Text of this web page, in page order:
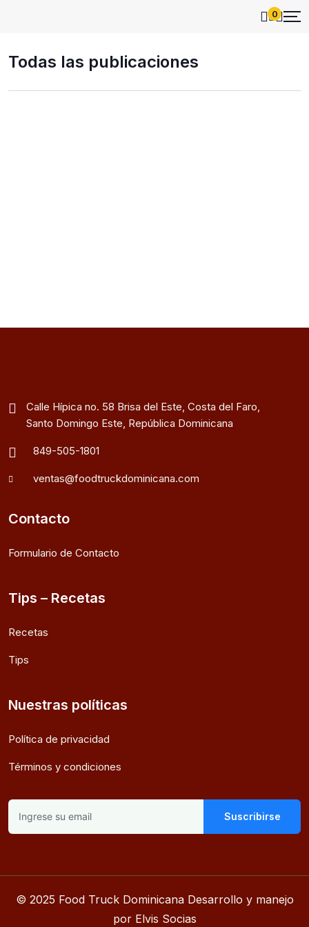
0
Todas las publicaciones
Calle Hípica no. 58 Brisa del Este, Costa del Faro,
Santo Domingo Este, República Dominicana
849-505-1801
ventas@foodtruckdominicana.com
Contacto
Formulario de Contacto
Tips – Recetas
Recetas
Tips
Nuestras políticas
Política de privacidad
Términos y condiciones
Suscribirse
© 2025 Food Truck Dominicana Desarrollo y manejo
por Elvis Socias